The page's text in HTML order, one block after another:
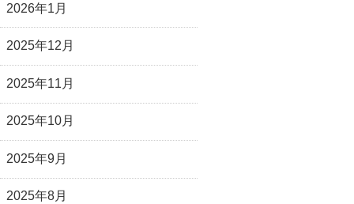
2026年1月
2025年12月
2025年11月
2025年10月
2025年9月
2025年8月